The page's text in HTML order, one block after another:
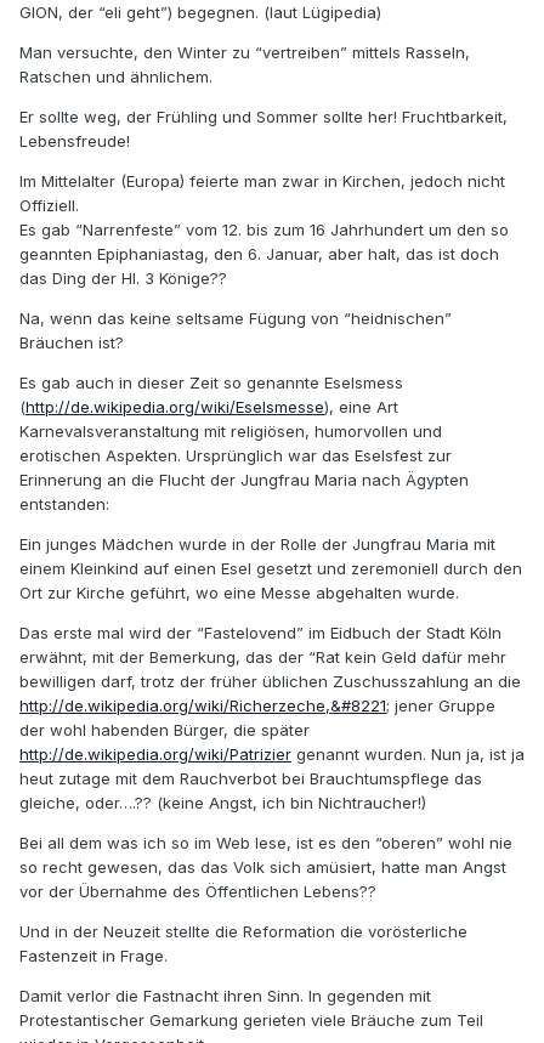
GION, der “eli geht”) begegnen. (laut Lügipedia)
Man versuchte, den Winter zu “vertreiben” mittels Rasseln,
Ratschen und ähnlichem.
Er sollte weg, der Frühling und Sommer sollte her! Fruchtbarkeit,
Lebensfreude!
Im Mittelalter (Europa) feierte man zwar in Kirchen, jedoch nicht
Offiziell.
Es gab “Narrenfeste” vom 12. bis zum 16 Jahrhundert um den so
geannten Epiphaniastag, den 6. Januar, aber halt, das ist doch
das Ding der Hl. 3 Könige??
Na, wenn das keine seltsame Fügung von “heidnischen”
Bräuchen ist?
Es gab auch in dieser Zeit so genannte Eselsmess
(http://de.wikipedia.org/wiki/Eselsmesse), eine Art
Karnevalsveranstaltung mit religiösen, humorvollen und
erotischen Aspekten. Ursprünglich war das Eselsfest zur
Erinnerung an die Flucht der Jungfrau Maria nach Ägypten
entstanden:
Ein junges Mädchen wurde in der Rolle der Jungfrau Maria mit
einem Kleinkind auf einen Esel gesetzt und zeremoniell durch den
Ort zur Kirche geführt, wo eine Messe abgehalten wurde.
Das erste mal wird der “Fastelovend” im Eidbuch der Stadt Köln
erwähnt, mit der Bemerkung, das der “Rat kein Geld dafür mehr
bewilligen darf, trotz der früher üblichen Zuschusszahlung an die
http://de.wikipedia.org/wiki/Richerzeche,&#8221; jener Gruppe
der wohl habenden Bürger, die später
http://de.wikipedia.org/wiki/Patrizier genannt wurden. Nun ja, ist ja
heut zutage mit dem Rauchverbot bei Brauchtumspflege das
gleiche, oder….?? (keine Angst, ich bin Nichtraucher!)
Bei all dem was ich so im Web lese, ist es den “oberen” wohl nie
so recht gewesen, das das Volk sich amüsiert, hatte man Angst
vor der Übernahme des Öffentlichen Lebens??
Und in der Neuzeit stellte die Reformation die vorösterliche
Fastenzeit in Frage.
Damit verlor die Fastnacht ihren Sinn. In gegenden mit
Protestantischer Gemarkung gerieten viele Bräuche zum Teil